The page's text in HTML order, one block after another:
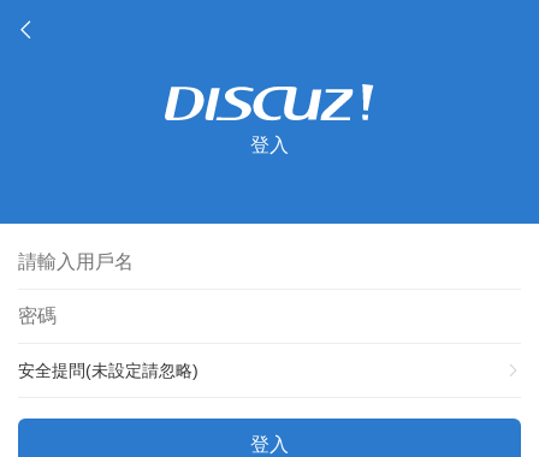
登入
安全提問(未設定請忽略)
登入